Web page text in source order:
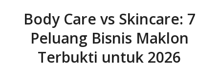
Body Care vs Skincare: 7
Peluang Bisnis Maklon
Terbukti untuk 2026